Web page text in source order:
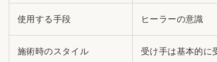
使用する手段 ヒーラーの意識
施術時のスタイル 受け手は基本的に